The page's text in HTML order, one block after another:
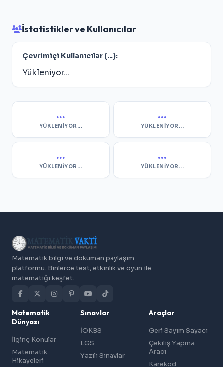
İstatistikler ve Kullanıcılar
Çevrimiçi Kullanıcılar (...):
Yükleniyor...
...
YÜKLENIYOR...
...
YÜKLENIYOR...
...
YÜKLENIYOR...
...
YÜKLENIYOR...
Matematik bilgi ve doküman paylaşım
platformu. Binlerce test, etkinlik ve oyun ile
matematiği keşfet.
Matematik
Dünyası
İlginç Konular
Matematik
Hikayeleri
Sınavlar
İOKBS
LGS
Yazılı Sınavlar
Araçlar
Geri Sayım Sayacı
Çekiliş Yapma
Aracı
Karekod